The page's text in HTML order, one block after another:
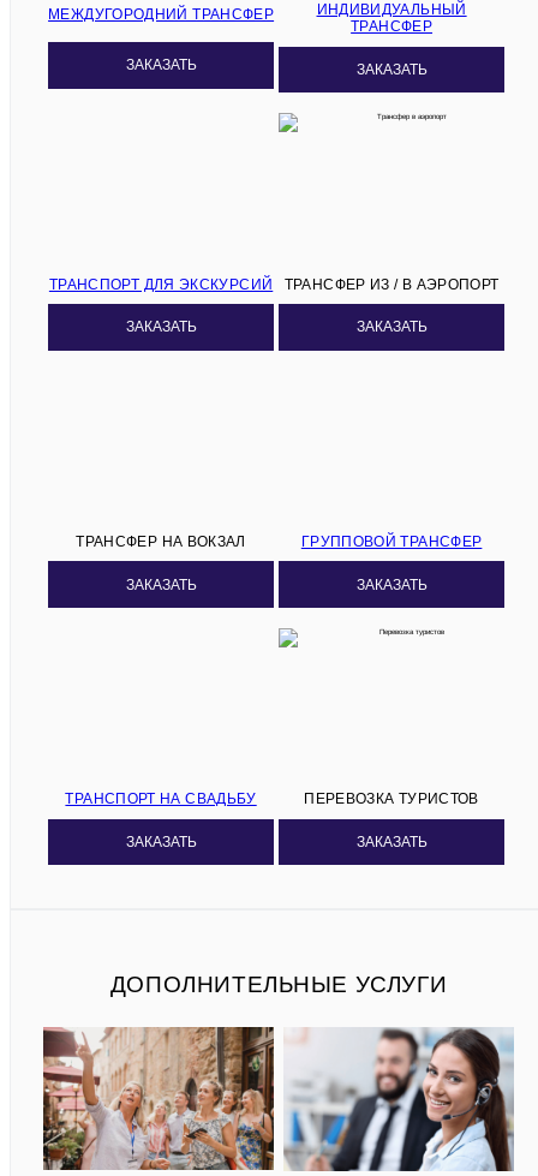
МЕЖДУГОРОДНИЙ ТРАНСФЕР
ЗАКАЗАТЬ
ИНДИВИДУАЛЬНЫЙ
ТРАНСФЕР
ЗАКАЗАТЬ
ТРАНСПОРТ ДЛЯ ЭКСКУРСИЙ
ЗАКАЗАТЬ
ТРАНСФЕР ИЗ / В АЭРОПОРТ
ЗАКАЗАТЬ
ТРАНСФЕР НА ВОКЗАЛ
ЗАКАЗАТЬ
ГРУППОВОЙ ТРАНСФЕР
ЗАКАЗАТЬ
ТРАНСПОРТ НА СВАДЬБУ
ЗАКАЗАТЬ
ПЕРЕВОЗКА ТУРИСТОВ
ЗАКАЗАТЬ
ДОПОЛНИТЕЛЬНЫЕ УСЛУГИ